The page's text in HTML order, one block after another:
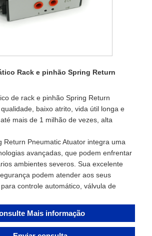
Rack e pinhão Spring Return
de rack e pinhão Spring Return
baixo atrito, vida útil longa e
mais de 1 milhão de vezes, alta
Return Pneumatic Atuator integra uma
avançadas, que podem enfrentar
ambientes severos. Sua excelente
podem atender aos seus
controle automático, válvula de
Mais informação